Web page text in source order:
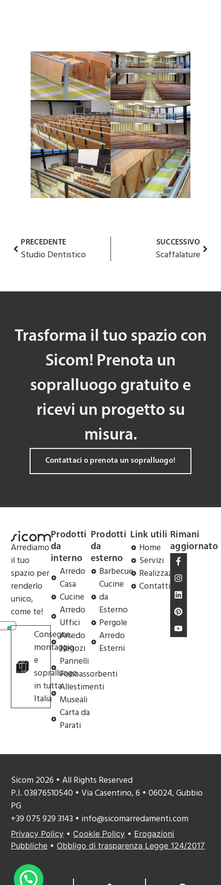
PRECEDENTE
Studio Dentistico
SUCCESSIVO
Scaffalature
Trasforma il tuo spazio con
Sicom! Prenota un
sopralluogo gratuito e
ricevi un progetto su
misura.
Contattaci o prenota un sopralluogo!
Arrediamo
il tuo
spazio per
renderlo
unico,
come te!
Consegna,
montaggio
e
sopralluogo
in tutta
Italia
Prodotti
da
interno
Arredo
Casa
Cucine
Arredo
Uffici
Arredo
Negozi
Pannelli
Fonoassorbenti
Allestimenti
Museali
Carta da
Parati
Prodotti
da
esterno
Barbecue
Cucine
da
Esterno
Pergole
Arredo
Esterni
Link utili
Home
Servizi
Realizzazioni
Contatti
Rimani
aggiornato
Sicom 2026 • All Rights Reserved
P.I. 03876510540 • Via Casentino, 6 • 06024, Gubbio
PG
+39 075 929 3143 • info@sicomarredamenti.com
Privacy Policy • Cookie Policy • Erogazioni
Pubbliche • Obbligo di trasparenza Legge 124/2017